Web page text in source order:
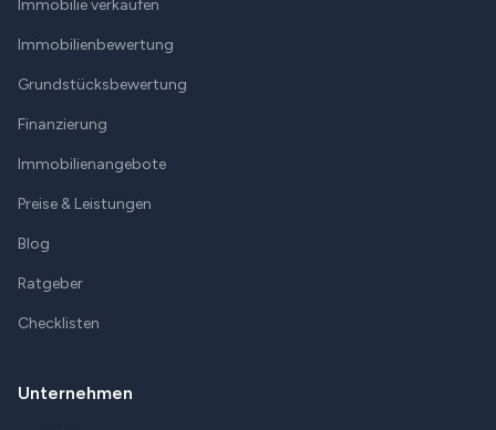
Immobilie verkaufen
Immobilienbewertung
Grundstücksbewertung
Finanzierung
Immobilienangebote
Preise & Leistungen
Blog
Ratgeber
Checklisten
Unternehmen